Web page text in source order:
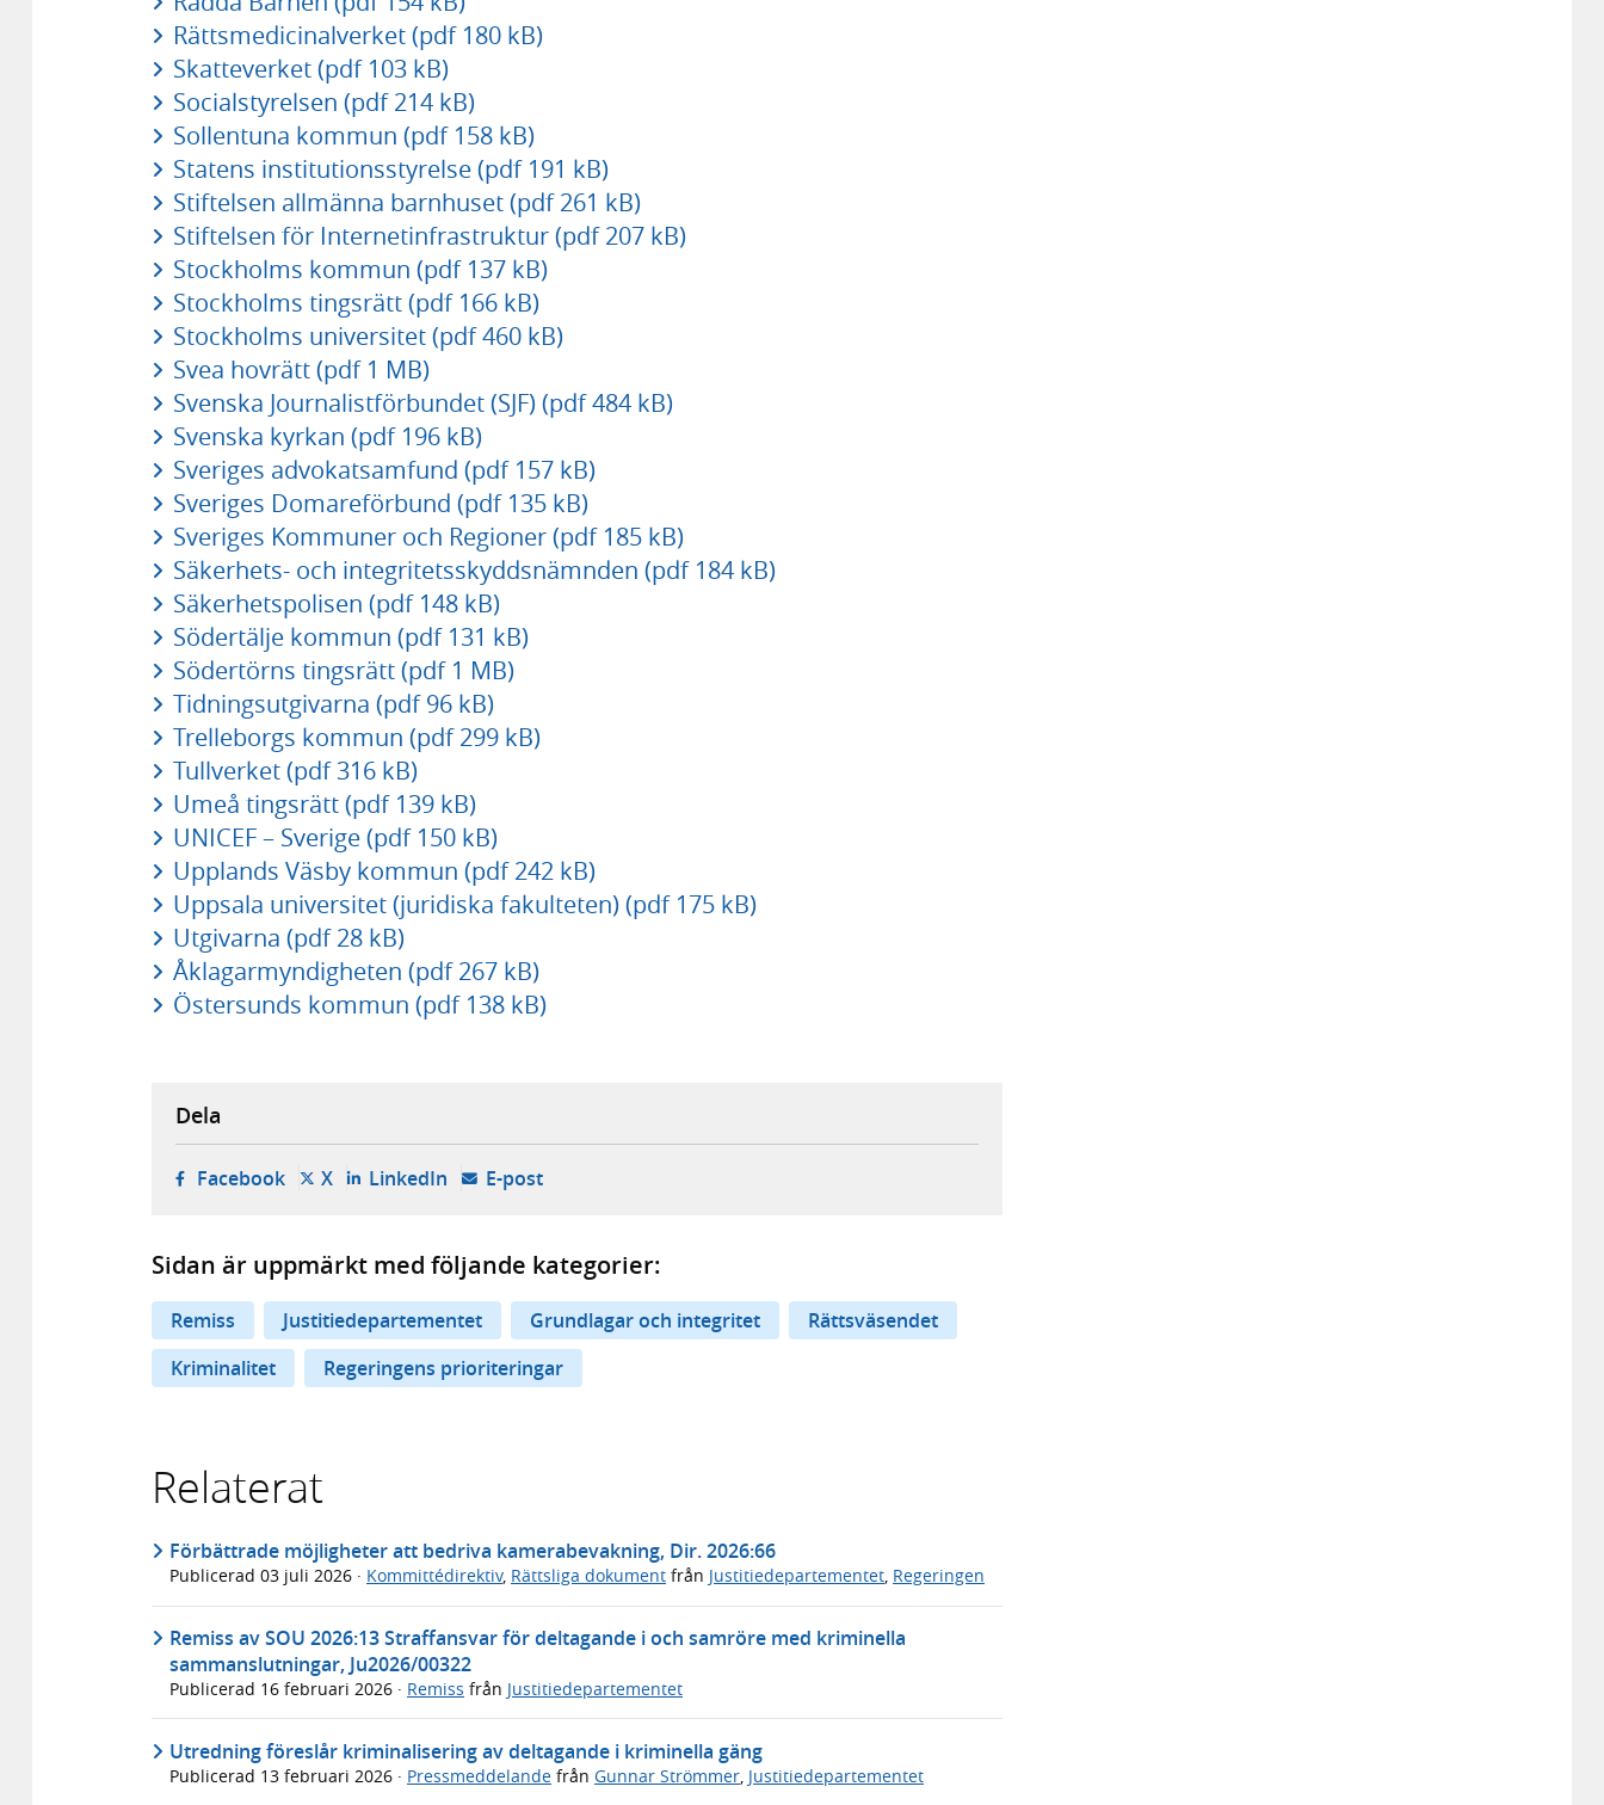
Rättsmedicinalverket (pdf 180 kB)
Skatteverket (pdf 103 kB)
Socialstyrelsen (pdf 214 kB)
Sollentuna kommun (pdf 158 kB)
Statens institutionsstyrelse (pdf 191 kB)
Stiftelsen allmänna barnhuset (pdf 261 kB)
Stiftelsen för Internetinfrastruktur (pdf 207 kB)
Stockholms kommun (pdf 137 kB)
Stockholms tingsrätt (pdf 166 kB)
Stockholms universitet (pdf 460 kB)
Svea hovrätt (pdf 1 MB)
Svenska Journalistförbundet (SJF) (pdf 484 kB)
Svenska kyrkan (pdf 196 kB)
Sveriges advokatsamfund (pdf 157 kB)
Sveriges Domareförbund (pdf 135 kB)
Sveriges Kommuner och Regioner (pdf 185 kB)
Säkerhets- och integritetsskyddsnämnden (pdf 184 kB)
Säkerhetspolisen (pdf 148 kB)
Södertälje kommun (pdf 131 kB)
Södertörns tingsrätt (pdf 1 MB)
Tidningsutgivarna (pdf 96 kB)
Trelleborgs kommun (pdf 299 kB)
Tullverket (pdf 316 kB)
Umeå tingsrätt (pdf 139 kB)
UNICEF – Sverige (pdf 150 kB)
Upplands Väsby kommun (pdf 242 kB)
Uppsala universitet (juridiska fakulteten) (pdf 175 kB)
Utgivarna (pdf 28 kB)
Åklagarmyndigheten (pdf 267 kB)
Östersunds kommun (pdf 138 kB)
Dela
Facebook- öppnas i ny flik, extern webbplats,
X- öppnas i ny flik, extern webbplats,
LinkedIn- öppnas i ny flik, extern webbplats,
E-post- öppnar din e-postklient,
Sidan är uppmärkt med följande kategorier:
Remiss Justitiedepartementet Grundlagar och integritet
Rättsväsendet
Kriminalitet
Regeringens prioriteringar
Relaterat
Förbättrade möjligheter att bedriva kamerabevakning, Dir. 2026:66
Publicerad 03 juli 2026 · Kommittédirektiv, Rättsliga dokument från Justitiedepartementet, Regeringen
Remiss av SOU 2026:13 Straffansvar för deltagande i och samröre med kriminella
sammanslutningar, Ju2026/00322
Publicerad 16 februari 2026 · Remiss från Justitiedepartementet
Utredning föreslår kriminalisering av deltagande i kriminella gäng
Publicerad 13 februari 2026 · Pressmeddelande från Gunnar Strömmer Justitiedepartementet